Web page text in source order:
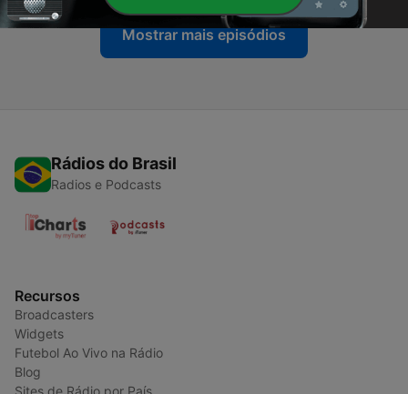
Mostrar mais episódios
Rádios do Brasil
Radios e Podcasts
Recursos
Broadcasters
Widgets
Futebol Ao Vivo na Rádio
Blog